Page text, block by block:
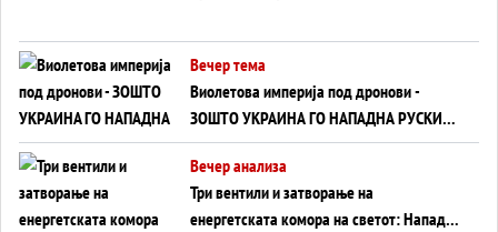
Вечер тема
Виолетова империја под дронови -
ЗОШТО УКРАИНА ГО НАПАДНА РУСКИОТ
WILDBERRIES
Вечер анализа
Три вентили и затворање на
енергетската комора на светот: Нападот